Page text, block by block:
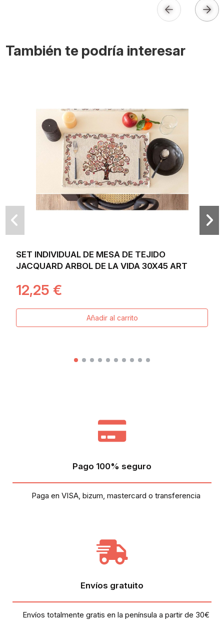
También te podría interesar
SET INDIVIDUAL DE MESA DE TEJIDO
JACQUARD ARBOL DE LA VIDA 30X45 ART
12,25 €
Añadir al carrito
Pago 100% seguro
Paga en VISA, bizum, mastercard o transferencia
Envíos gratuito
Envíos totalmente gratis en la península a partir de 30€